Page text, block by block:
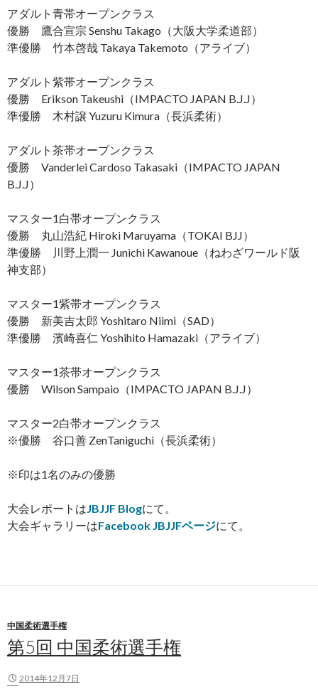
アダルト青帯オープンクラス
優勝 鷹合宣宗 Senshu Takago（大阪大学柔道部）
準優勝 竹本啓哉 Takaya Takemoto（アライブ）
アダルト紫帯オープンクラス
優勝 Erikson Takeushi（IMPACTO JAPAN B.J.J）
準優勝 木村譲 Yuzuru Kimura（長浜柔術）
アダルト茶帯オープンクラス
優勝 Vanderlei Cardoso Takasaki（IMPACTO JAPAN
B.J.J）
マスター1白帯オープンクラス
優勝 丸山浩紀 Hiroki Maruyama（TOKAI BJJ）
準優勝 川野上潤一 Junichi Kawanoue（ねわざワールド阪
神支部）
マスター1紫帯オープンクラス
優勝 新美吉太郎 Yoshitaro Niimi（SAD）
準優勝 濱崎喜仁 Yoshihito Hamazaki（アライブ）
マスター1茶帯オープンクラス
優勝 Wilson Sampaio（IMPACTO JAPAN B.J.J）
マスター2白帯オープンクラス
※優勝 谷口善 ZenTaniguchi（長浜柔術）
※印は1名のみの優勝
大会レポートは JBJJF Blogにて。
大会ギャラリーはFacebook JBJJFページにて。
中国柔術選手権
第5回 中国柔術選手権
2014年12月7日